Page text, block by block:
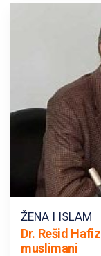
ŽENA I ISLAM
Dr. Rešid
muslimani